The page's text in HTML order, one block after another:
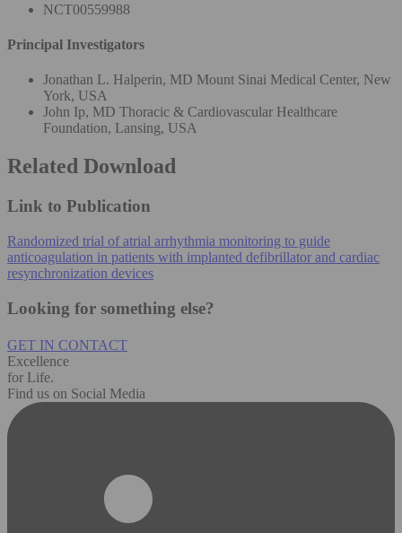
NCT00559988
Principal Investigators
Jonathan L. Halperin, MD Mount Sinai Medical Center, New
York, USA
John Ip, MD Thoracic & Cardiovascular Healthcare
Foundation, Lansing, USA
Related Download
Link to Publication
Randomized trial of atrial arrhythmia monitoring to guide
anticoagulation in patients with implanted defibrillator and cardiac
resynchronization devices
Looking for something else?
GET IN CONTACT
Excellence
for Life.
Find us on Social Media